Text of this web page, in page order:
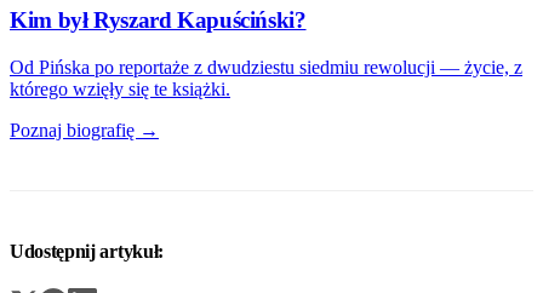
Kim był Ryszard Kapuściński?
Od Pińska po reportaże z dwudziestu siedmiu rewolucji — życie, z
którego wzięły się te książki.
Poznaj biografię →
Udostępnij artykuł: